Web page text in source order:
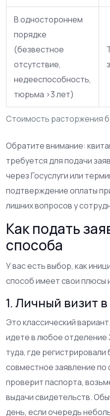
Стоимость расторжения
В одностороннем
порядке
(безвестное
отсутствие,
недееспособность,
тюрьма >3 лет)
Обратите внимание:
требуется для подачи
через Госуслуги или
подтверждение оплаты
лишних вопросов у
Как подать
способа
У вас есть выбор, как
способ имеет свои плюсы
1. Личный визит
Это классический
идете в любое отделение
туда, где
совместное заявление
проверит паспорта,
выдачи свидетельств.
день, если очередь